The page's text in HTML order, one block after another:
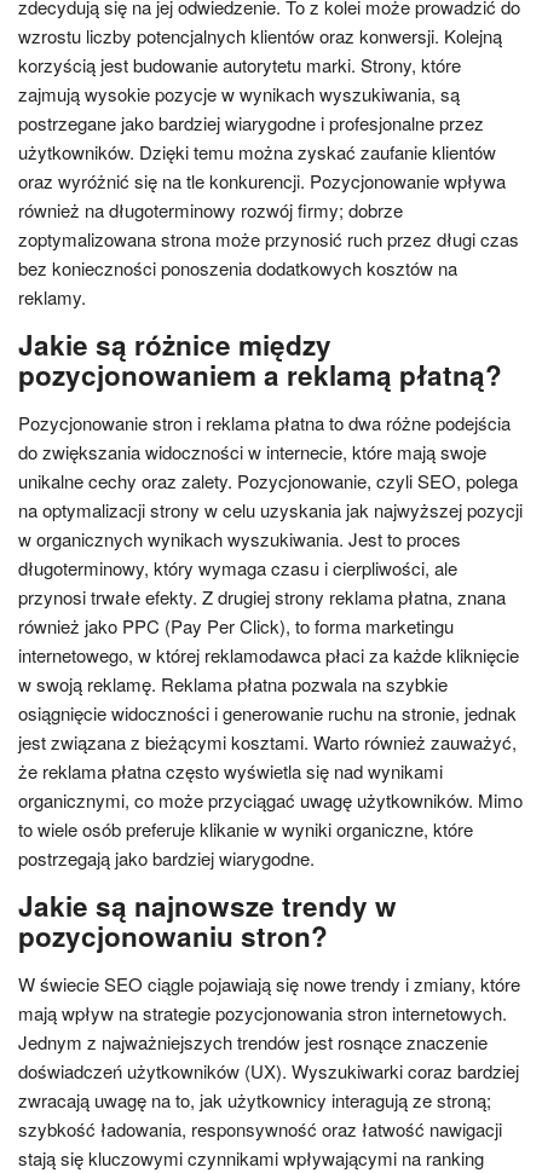
zdecydują się na jej odwiedzenie. To z kolei może prowadzić do
wzrostu liczby potencjalnych klientów oraz konwersji. Kolejną
korzyścią jest budowanie autorytetu marki. Strony, które
zajmują wysokie pozycje w wynikach wyszukiwania, są
postrzegane jako bardziej wiarygodne i profesjonalne przez
użytkowników. Dzięki temu można zyskać zaufanie klientów
oraz wyróżnić się na tle konkurencji. Pozycjonowanie wpływa
również na długoterminowy rozwój firmy; dobrze
zoptymalizowana strona może przynosić ruch przez długi czas
bez konieczności ponoszenia dodatkowych kosztów na
reklamy.
Jakie są różnice między
pozycjonowaniem a reklamą płatną?
Pozycjonowanie stron i reklama płatna to dwa różne podejścia
do zwiększania widoczności w internecie, które mają swoje
unikalne cechy oraz zalety. Pozycjonowanie, czyli SEO, polega
na optymalizacji strony w celu uzyskania jak najwyższej pozycji
w organicznych wynikach wyszukiwania. Jest to proces
długoterminowy, który wymaga czasu i cierpliwości, ale
przynosi trwałe efekty. Z drugiej strony reklama płatna, znana
również jako PPC (Pay Per Click), to forma marketingu
internetowego, w której reklamodawca płaci za każde kliknięcie
w swoją reklamę. Reklama płatna pozwala na szybkie
osiągnięcie widoczności i generowanie ruchu na stronie, jednak
jest związana z bieżącymi kosztami. Warto również zauważyć,
że reklama płatna często wyświetla się nad wynikami
organicznymi, co może przyciągać uwagę użytkowników. Mimo
to wiele osób preferuje klikanie w wyniki organiczne, które
postrzegają jako bardziej wiarygodne.
Jakie są najnowsze trendy w
pozycjonowaniu stron?
W świecie SEO ciągle pojawiają się nowe trendy i zmiany, które
mają wpływ na strategie pozycjonowania stron internetowych.
Jednym z najważniejszych trendów jest rosnące znaczenie
doświadczeń użytkowników (UX). Wyszukiwarki coraz bardziej
zwracają uwagę na to, jak użytkownicy interagują ze stroną;
szybkość ładowania, responsywność oraz łatwość nawigacji
stają się kluczowymi czynnikami wpływającymi na ranking